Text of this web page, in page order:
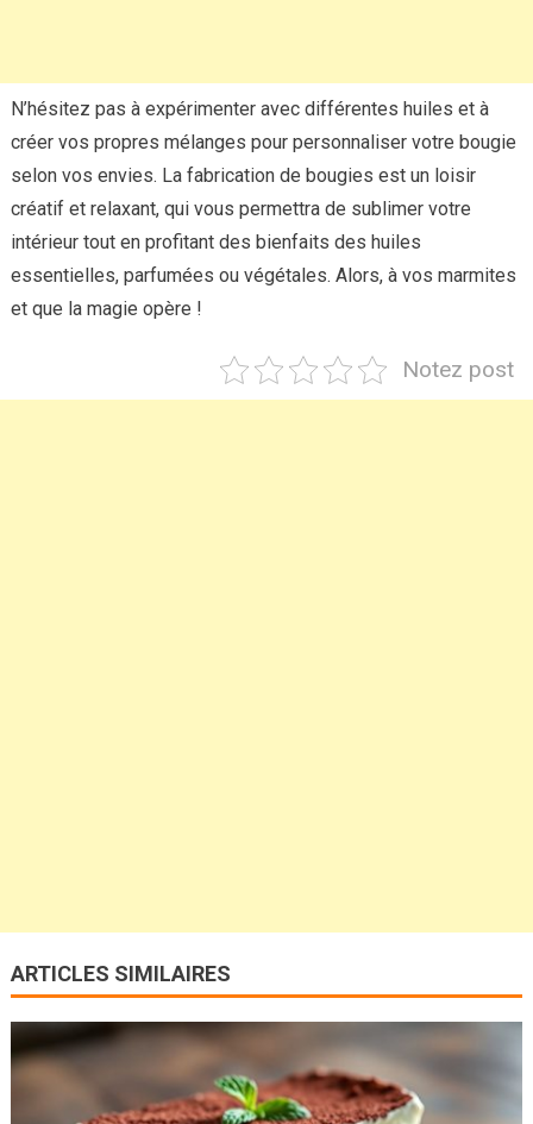
N’hésitez pas à expérimenter avec différentes huiles et à
créer vos propres mélanges pour personnaliser votre bougie
selon vos envies. La fabrication de bougies est un loisir
créatif et relaxant, qui vous permettra de sublimer votre
intérieur tout en profitant des bienfaits des huiles
essentielles, parfumées ou végétales. Alors, à vos marmites
et que la magie opère !
Notez post
ARTICLES SIMILAIRES